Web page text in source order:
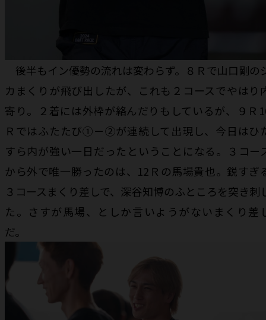
後半もイン優勢の流れは変わらず。８Ｒで山口剛の
カまくりが飛び出したが、これも２コースでやはり
寄り。２着には外枠が絡んだりもしているが、９Ｒ
Ｒではふたたび①－②が連続して出現し、今日はひ
すら内が強い一日だったということになる。３コー
から外で唯一勝ったのは、12Ｒの馬場貴也。鋭すぎ
３コースまくり差しで、深谷知博のふところを突き刺
た。さすが馬場、としか言いようがないまくり差
だ。